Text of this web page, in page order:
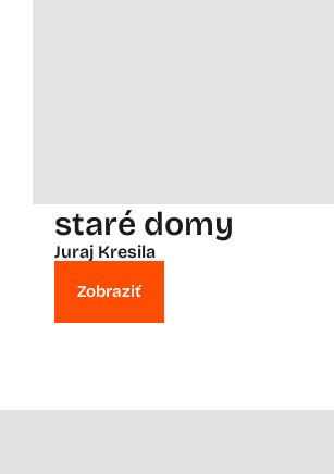
staré domy
Juraj Kresila
Zobraziť